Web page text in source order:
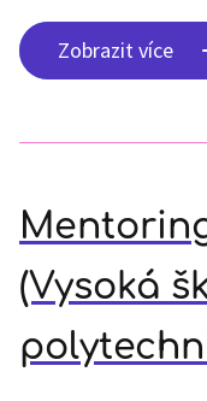
Zobrazit více
(Vysoká